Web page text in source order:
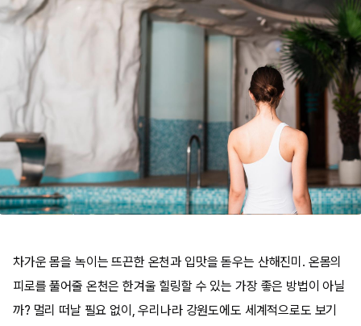
차가운 몸을 녹이는 뜨끈한 온천과 입맛을 돋우는 산해진미. 온몸의
피로를 풀어줄 온천은 한겨울 힐링할 수 있는 가장 좋은 방법이 아닐
까? 멀리 떠날 필요 없이, 우리나라 강원도에도 세계적으로도 보기